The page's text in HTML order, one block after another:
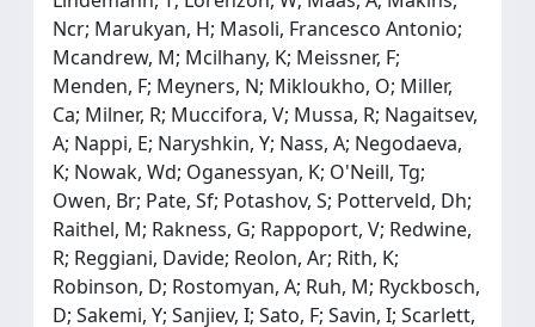
Ncr; Marukyan, H; Masoli, Francesco Antonio;
Mcandrew, M; Mcilhany, K; Meissner, F;
Menden, F; Meyners, N; Mikloukho, O; Miller,
Ca; Milner, R; Muccifora, V; Mussa, R; Nagaitsev,
A; Nappi, E; Naryshkin, Y; Nass, A; Negodaeva,
K; Nowak, Wd; Oganessyan, K; O'Neill, Tg;
Owen, Br; Pate, Sf; Potashov, S; Potterveld, Dh;
Raithel, M; Rakness, G; Rappoport, V; Redwine,
R; Reggiani, Davide; Reolon, Ar; Rith, K;
Robinson, D; Rostomyan, A; Ruh, M; Ryckbosch,
D; Sakemi, Y; Sanjiev, I; Sato, F; Savin, I; Scarlett,